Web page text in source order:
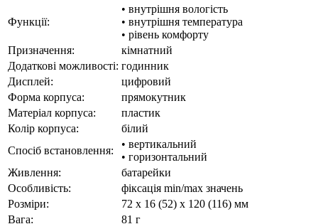
Функції:
• внутрішня вологість
• внутрішня температура
• рівень комфорту
Призначення:
кімнатний
Додаткові можливості: годинник
Дисплей:
цифровий
Форма корпуса:
прямокутник
Матеріал корпуса:
пластик
Колір корпуса:
білий
Спосіб встановлення:
• вертикальний
• горизонтальний
Живлення:
батарейки
Особливість:
фіксація min/max значень
Розміри:
72 x 16 (52) x 120 (116) мм
Вага:
81 г